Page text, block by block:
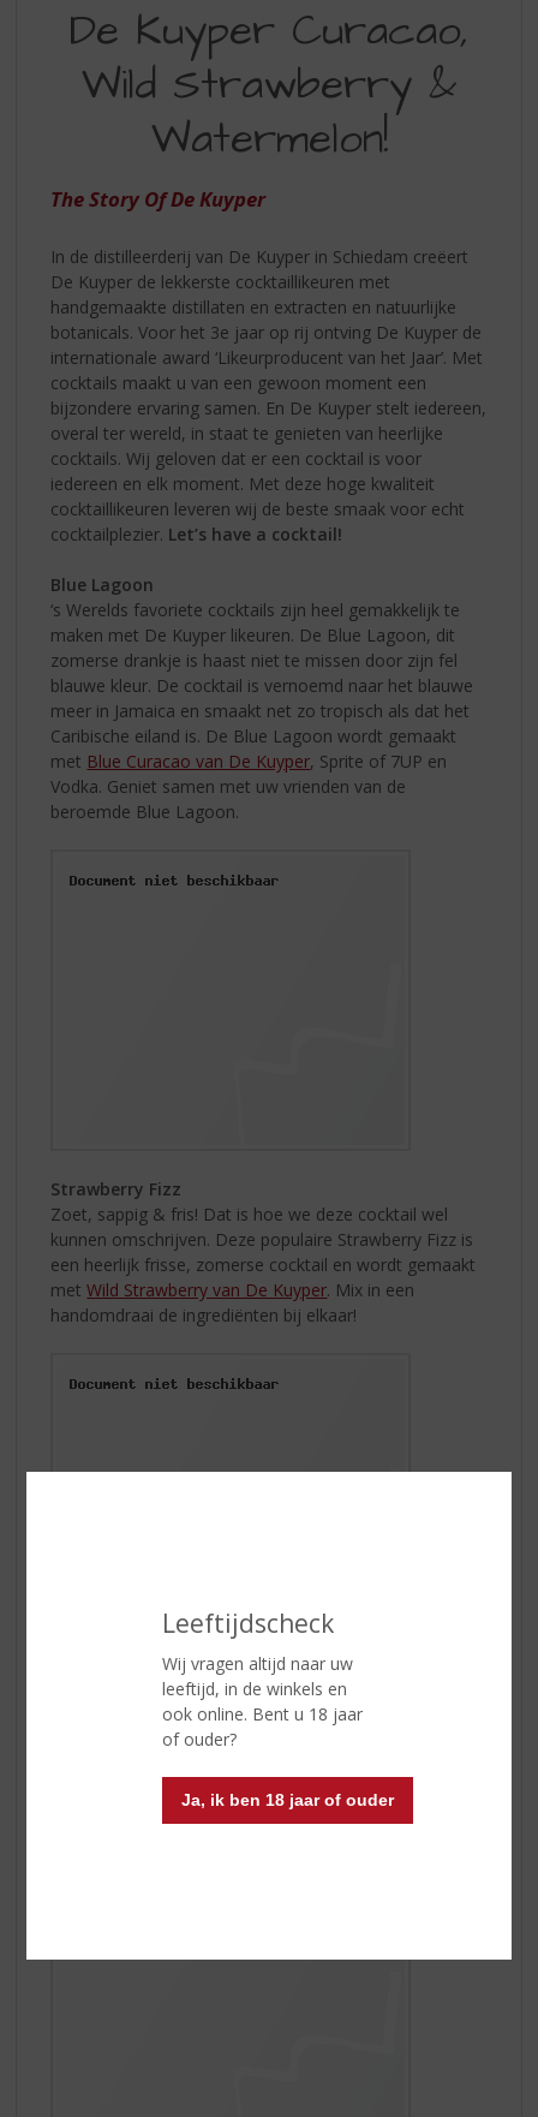
Leeftijdscheck
Wij vragen altijd naar uw
leeftijd, in de winkels en
ook online. Bent u 18 jaar
of ouder?
Ja, ik ben 18 jaar of ouder
ZOMERMIX
MET
KUYPER
WILD
STRAWBERRY
WATERMELON
De Kuyper Curacao,
Wild Strawberry &
Watermelon!
The Story Of De Kuyper
In de distilleerderij van De Kuyper in Schiedam creëert
De Kuyper de lekkerste cocktaillikeuren met
handgemaakte distillaten en extracten en natuurlijke
botanicals. Voor het 3e jaar op rij ontving De Kuyper de
internationale award ‘Likeurproducent van het Jaar’. Met
cocktails maakt u van een gewoon moment een
bijzondere ervaring samen. En De Kuyper stelt iedereen,
overal ter wereld, in staat te genieten van heerlijke
cocktails. Wij geloven dat er een cocktail is voor
iedereen en elk moment. Met deze hoge kwaliteit
cocktaillikeuren leveren wij de beste smaak voor echt
cocktailplezier. Let’s have a cocktail!
Blue Lagoon
‘s Werelds favoriete cocktails zijn heel gemakkelijk te
maken met De Kuyper likeuren. De Blue Lagoon, dit
zomerse drankje is haast niet te missen door zijn fel
blauwe kleur. De cocktail is vernoemd naar het blauwe
meer in Jamaica en smaakt net zo tropisch als dat het
Caribische eiland is. De Blue Lagoon wordt gemaakt
met Blue Curacao van De Kuyper, Sprite of 7UP en
Vodka. Geniet samen met uw vrienden van de
beroemde Blue Lagoon.
Strawberry Fizz
Zoet, sappig & fris! Dat is hoe we deze cocktail wel
kunnen omschrijven. Deze populaire Strawberry Fizz is
een heerlijk frisse, zomerse cocktail en wordt gemaakt
metWild Strawberry van De Kuyper. Mix in een
handomdraai de ingrediënten bij elkaar!
Watermelon Fizz
Watermeloen is zomer! De sprankelende watermeloen
cocktail is een 'Must Have To Try'. Deze populaire
en wordt gemaakt metWatermelon van De Kuyper
Genieten maar!